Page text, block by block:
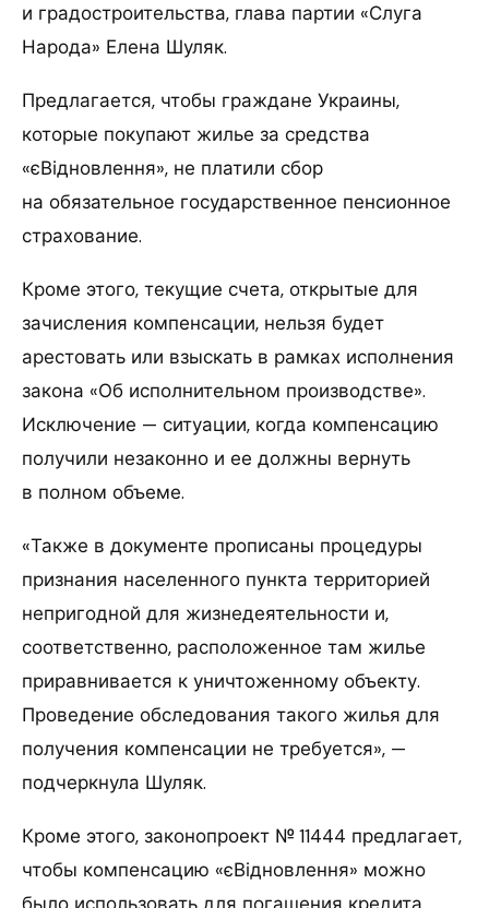
и градостроительства, глава партии «Слуга
Народа» Елена Шуляк.
Предлагается, чтобы граждане Украины,
которые покупают жилье за средства
«єВідновлення», не платили сбор
на обязательное государственное пенсионное
страхование.
Кроме этого, текущие счета, открытые для
зачисления компенсации, нельзя будет
арестовать или взыскать в рамках исполнения
закона «Об исполнительном производстве».
Исключение — ситуации, когда компенсацию
получили незаконно и ее должны вернуть
в полном объеме.
«Также в документе прописаны процедуры
признания населенного пункта территорией
непригодной для жизнедеятельности и,
соответственно, расположенное там жилье
приравнивается к уничтоженному объекту.
Проведение обследования такого жилья для
получения компенсации не требуется», —
подчеркнула Шуляк.
Кроме этого, законопроект № 11444 предлагает,
чтобы компенсацию «єВідновлення» можно